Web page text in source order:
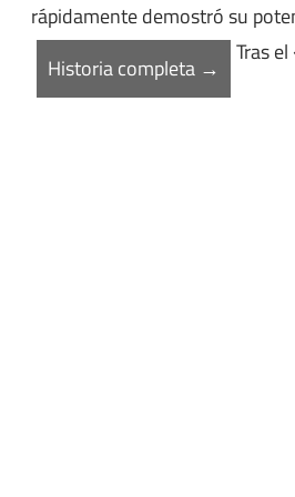
rápidamente demostró su
Tras
Historia completa →